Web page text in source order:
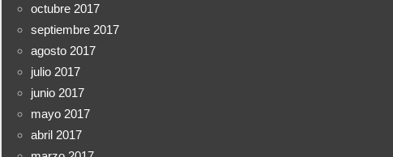
octubre 2017
septiembre 2017
agosto 2017
julio 2017
junio 2017
mayo 2017
abril 2017